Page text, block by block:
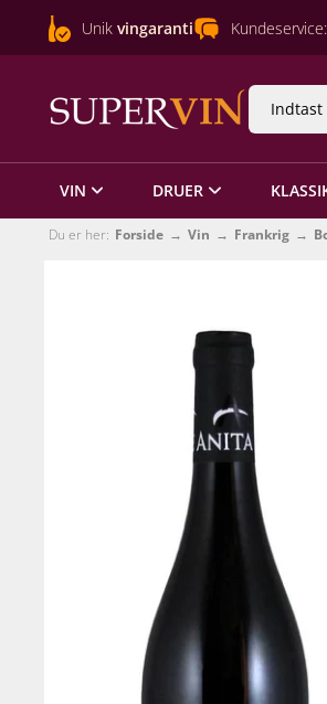
Unik vingaranti Kundeservice:
VIN DRUER
Du er her: Forside Vin Frankrig